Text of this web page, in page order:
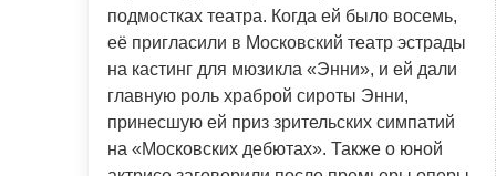
подмостках театра. Когда ей было восемь,
её пригласили в Московский театр эстрады
на кастинг для мюзикла «Энни», и ей дали
главную роль храброй сироты Энни,
принесшую ей приз зрительских симпатий
на «Московских дебютах». Также о юной